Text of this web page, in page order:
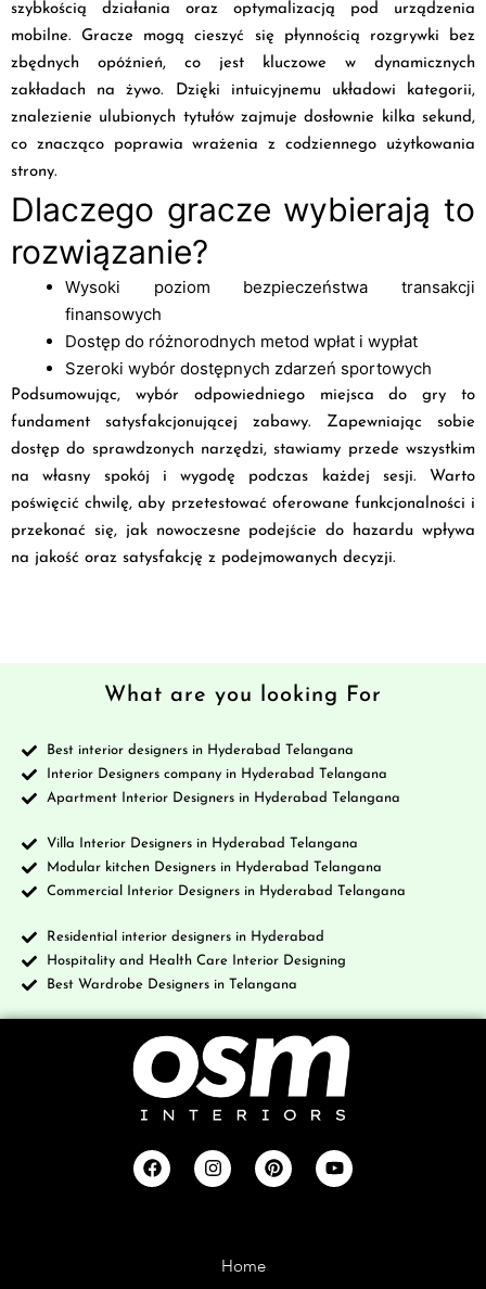
szybkością działania oraz optymalizacją pod urządzenia
mobilne. Gracze mogą cieszyć się płynnością rozgrywki bez
zbędnych opóźnień, co jest kluczowe w dynamicznych
zakładach na żywo. Dzięki intuicyjnemu układowi kategorii,
znalezienie ulubionych tytułów zajmuje dosłownie kilka sekund,
co znacząco poprawia wrażenia z codziennego użytkowania
strony.
Dlaczego gracze wybierają to
rozwiązanie?
Wysoki poziom bezpieczeństwa transakcji
finansowych
Dostęp do różnorodnych metod wpłat i wypłat
Szeroki wybór dostępnych zdarzeń sportowych
Podsumowując, wybór odpowiedniego miejsca do gry to
fundament satysfakcjonującej zabawy. Zapewniając sobie
dostęp do sprawdzonych narzędzi, stawiamy przede wszystkim
na własny spokój i wygodę podczas każdej sesji. Warto
poświęcić chwilę, aby przetestować oferowane funkcjonalności i
przekonać się, jak nowoczesne podejście do hazardu wpływa
na jakość oraz satysfakcję z podejmowanych decyzji.
What are you looking For
Best interior designers in Hyderabad Telangana
Interior Designers company in Hyderabad Telangana
Apartment Interior Designers in Hyderabad Telangana
Villa Interior Designers in Hyderabad Telangana
Modular kitchen Designers in Hyderabad Telangana
Commercial Interior Designers in Hyderabad Telangana
Residential interior designers in Hyderabad
Hospitality and Health Care Interior Designing
Best Wardrobe Designers in Telangana
Home